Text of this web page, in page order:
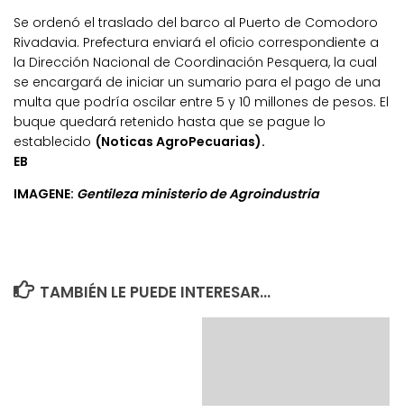
Se ordenó el traslado del barco al Puerto de Comodoro
Rivadavia. Prefectura enviará el oficio correspondiente a
la Dirección Nacional de Coordinación Pesquera, la cual
se encargará de iniciar un sumario para el pago de una
multa que podría oscilar entre 5 y 10 millones de pesos. El
buque quedará retenido hasta que se pague lo
establecido (Noticas AgroPecuarias).
EB
IMAGENE: Gentileza ministerio de Agroindustria
TAMBIÉN LE PUEDE INTERESAR...